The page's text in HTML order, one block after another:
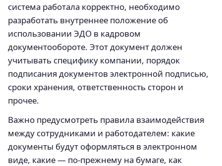
система работала корректно, необходимо
разработать внутреннее положение об
использовании ЭДО в кадровом
документообороте. Этот документ должен
учитывать специфику компании, порядок
подписания документов электронной подписью,
сроки хранения, ответственность сторон и
прочее.
Важно предусмотреть правила взаимодействия
между сотрудниками и работодателем: какие
документы будут оформляться в электронном
виде, какие — по-прежнему на бумаге, как